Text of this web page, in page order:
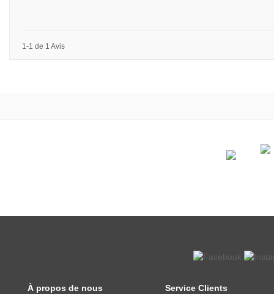
1-1 de 1 Avis
À propos de nous
Service Clients